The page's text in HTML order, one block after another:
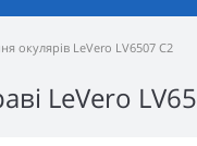
окулярів LeVero LV6507 C2
LeVero